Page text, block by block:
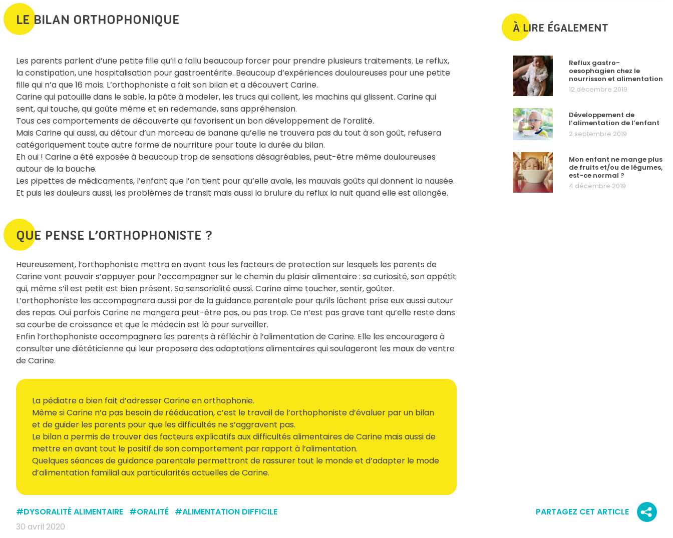
À LIRE ÉGALEMENT
Reflux gastro-
oesophagien chez le
nourrisson et alimentation
12 décembre 2019
Développement de
l’alimentation de l’enfant
2 septembre 2019
Mon enfant ne mange plus
de fruits et/ou de légumes,
est-ce normal ?
4 décembre 2019
LE BILAN ORTHOPHONIQUE
Les parents parlent d’une petite fille qu’il a fallu beaucoup forcer pour prendre plusieurs traitements. Le reflux,
la constipation, une hospitalisation pour gastroentérite. Beaucoup d’expériences douloureuses pour une petite
fille qui n’a que 16 mois. L’orthophoniste a fait son bilan et a découvert Carine.
Carine qui patouille dans le sable, la pâte à modeler, les trucs qui collent, les machins qui glissent. Carine qui
sent, qui touche, qui goûte même et en redemande, sans appréhension.
Tous ces comportements de découverte qui favorisent un bon développement de l’oralité.
Mais Carine qui aussi, au détour d’un morceau de banane qu’elle ne trouvera pas du tout à son goût, refusera
catégoriquement toute autre forme de nourriture pour toute la durée du bilan.
Eh oui ! Carine a été exposée à beaucoup trop de sensations désagréables, peut-être même douloureuses
autour de la bouche.
Les pipettes de médicaments, l’enfant que l’on tient pour qu’elle avale, les mauvais goûts qui donnent la nausée.
Et puis les douleurs aussi, les problèmes de transit mais aussi la brulure du reflux la nuit quand elle est allongée.
QUE PENSE L’ORTHOPHONISTE ?
Heureusement, l’orthophoniste mettra en avant tous les facteurs de protection sur lesquels les parents de
Carine vont pouvoir s’appuyer pour l’accompagner sur le chemin du plaisir alimentaire : sa curiosité, son appétit
qui, même s’il est petit est bien présent. Sa sensorialité aussi. Carine aime toucher, sentir, goûter.
L’orthophoniste les accompagnera aussi par de la guidance parentale pour qu’ils lâchent prise eux aussi autour
des repas. Oui parfois Carine ne mangera peut-être pas, ou pas trop. Ce n’est pas grave tant qu’elle reste dans
sa courbe de croissance et que le médecin est là pour surveiller.
Enfin l’orthophoniste accompagnera les parents à réfléchir à l’alimentation de Carine. Elle les encouragera à
consulter une diététicienne qui leur proposera des adaptations alimentaires qui soulageront les maux de ventre
de Carine.
La pédiatre a bien fait d’adresser Carine en orthophonie.
Même si Carine n’a pas besoin de rééducation, c’est le travail de l’orthophoniste d’évaluer par un bilan
et de guider les parents pour que les difficultés ne s’aggravent pas.
Le bilan a permis de trouver des facteurs explicatifs aux difficultés alimentaires de Carine mais aussi de
mettre en avant tout le positif de son comportement par rapport à l’alimentation.
Quelques séances de guidance parentale permettront de rassurer tout le monde et d’adapter le mode
d’alimentation familial aux particularités actuelles de Carine.
#DYSORALITÉ ALIMENTAIRE #ORALITÉ #ALIMENTATION DIFFICILE
30 avril 2020
PARTAGEZ CET ARTICLE